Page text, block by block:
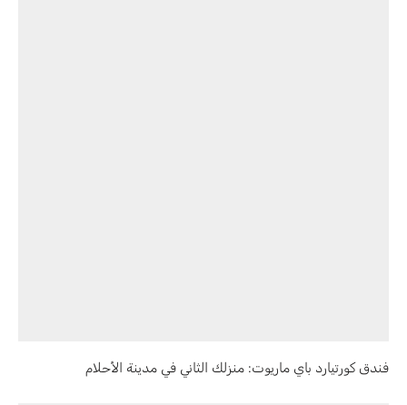
فندق كورتيارد باي ماريوت: منزلك الثاني في مدينة الأحلام